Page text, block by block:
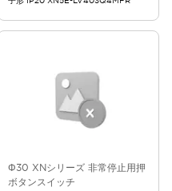
Φ30 XNシリーズ 非常停止用押
ボタンスイッチ